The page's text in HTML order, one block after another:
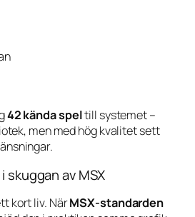
42 kända speltill systemet –
men med hög kvalitet sett
skuggan av MSX
kort liv. NärMSX-standarden